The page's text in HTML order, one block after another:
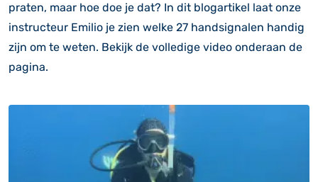
praten, maar hoe doe je dat? In dit blogartikel laat onze
instructeur Emilio je zien welke 27 handsignalen handig
zijn om te weten. Bekijk de volledige video onderaan de
pagina.